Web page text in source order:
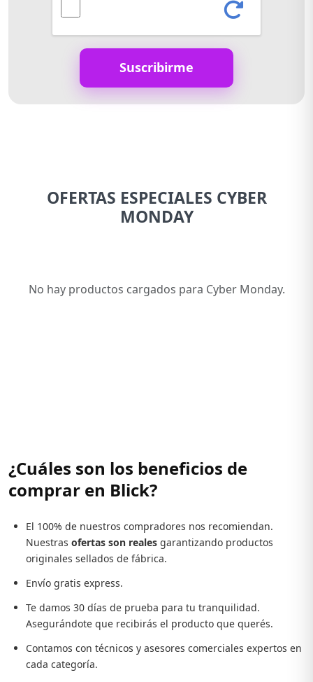
Suscribirme
OFERTAS ESPECIALES CYBER
MONDAY
No hay productos cargados para Cyber Monday.
¿Cuáles son los beneficios de
comprar en Blick?
El 100% de nuestros compradores nos recomiendan.
Nuestras ofertas son reales garantizando productos
originales sellados de fábrica.
Envío gratis express.
Te damos 30 días de prueba para tu tranquilidad.
Asegurándote que recibirás el producto que querés.
Contamos con técnicos y asesores comerciales expertos en
cada categoría.